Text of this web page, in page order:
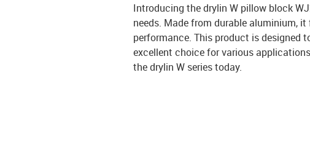
Introducing the drylin W pillow block
needs. Made from durable aluminium,
performance. This product is designed
excellent choice for various
the drylin W series today.